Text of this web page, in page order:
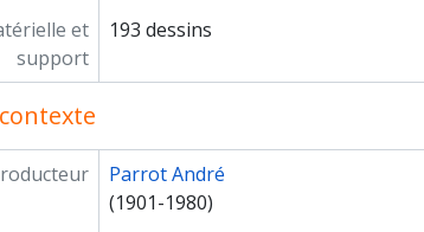
Films sur Larsa et Tello
de Jean-Claude Margueron
et
support
193 dessins
Parrot André
(1901-1980)